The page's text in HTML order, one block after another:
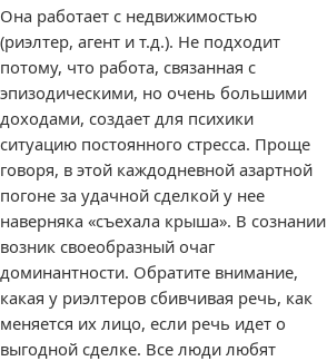
Она работает с недвижимостью
(риэлтер, агент и т.д.). Не подходит
потому, что работа, связанная с
эпизодическими, но очень большими
доходами, создает для психики
ситуацию постоянного стресса. Проще
говоря, в этой каждодневной азартной
погоне за удачной сделкой у нее
наверняка «съехала крыша». В сознании
возник своеобразный очаг
доминантности. Обратите внимание,
какая у риэлтеров сбивчивая речь, как
меняется их лицо, если речь идет о
выгодной сделке. Все люди любят